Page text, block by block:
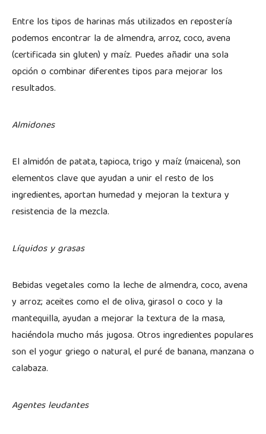
Entre los tipos de harinas más utilizados en repostería
podemos encontrar la de almendra, arroz, coco, avena
(certificada sin gluten) y maíz. Puedes añadir una sola
opción o combinar diferentes tipos para mejorar los
resultados.
Almidones
El almidón de patata, tapioca, trigo y maíz (maicena), son
elementos clave que ayudan a unir el resto de los
ingredientes, aportan humedad y mejoran la textura y
resistencia de la mezcla.
Líquidos y grasas
Bebidas vegetales como la leche de almendra, coco, avena
y arroz; aceites como el de oliva, girasol o coco y la
mantequilla, ayudan a mejorar la textura de la masa,
haciéndola mucho más jugosa. Otros ingredientes populares
son el yogur griego o natural, el puré de banana, manzana o
calabaza.
Agentes leudantes